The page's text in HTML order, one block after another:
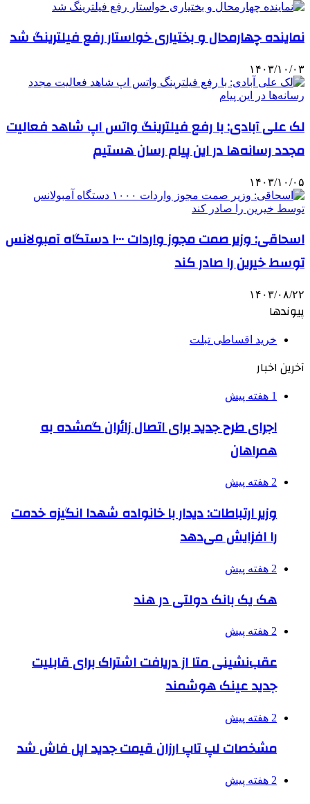
نماینده‌ چهارمحال و بختیاری خواستار رفع فیلترینگ شد
۱۴۰۳/۱۰/۰۳
لک علی آبادی: با رفع فیلترینگ واتس اپ شاهد فعالیت
مجدد رسانه‌ها در این پیام رسان هستیم
۱۴۰۳/۱۰/۰۵
اسحاقی: وزیر صمت مجوز واردات ۱۰۰۰ دستگاه آمبولانس
توسط خیرین را صادر کند
۱۴۰۳/۰۸/۲۲
پیوندها
خرید اقساطی تبلت
آخرین اخبار
1 هفته پیش
اجرای طرح جدید برای اتصال زائران گمشده به
همراهان
2 هفته پیش
وزیر ارتباطات: دیدار با خانواده شهدا انگیزه خدمت
را افزایش می‌دهد
2 هفته پیش
هک یک بانک دولتی در هند
2 هفته پیش
عقب‌نشینی متا از دریافت اشتراک برای قابلیت
جدید عینک هوشمند
2 هفته پیش
مشخصات لپ تاپ ارزان قیمت جدید اپل فاش شد
2 هفته پیش